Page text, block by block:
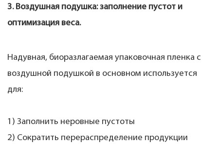
3. Воздушная подушка: заполнение пустот и
оптимизация веса.
Надувная, биоразлагаемая упаковочная пленка с
воздушной подушкой в ​​основном используется
для:
1) Заполнить неровные пустоты
2) Сократить перераспределение продукции